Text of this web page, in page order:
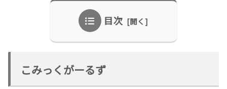
目次
こみっくがーるず